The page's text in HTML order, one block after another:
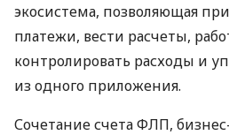
экосистема, позволяющая
платежи, вести расчеты,
контролировать расходы и
из одного приложения.
Сочетание счета ФЛП,